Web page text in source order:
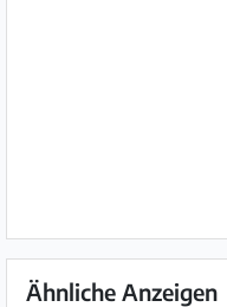
Ähnliche Anzeigen